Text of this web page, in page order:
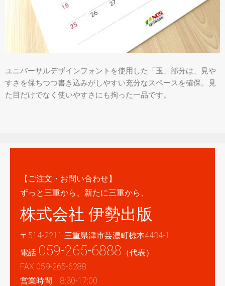
ユニバーサルデザインフォントを使用した「玉」部分は、見や
すさを保ちつつ書き込みがしやすい充分なスペースを確保。見
た目だけでなく使いやすさにも拘った一品です。
【ご注文・お問い合わせ】
ずっと三重から、新たに三重から、
株式会社 伊勢出版
〒514-2211 三重県津市芸濃町椋本4434-1
電話 059-265-6888 （代表）
FAX 059-265-6288
営業時間 8:30-17:00